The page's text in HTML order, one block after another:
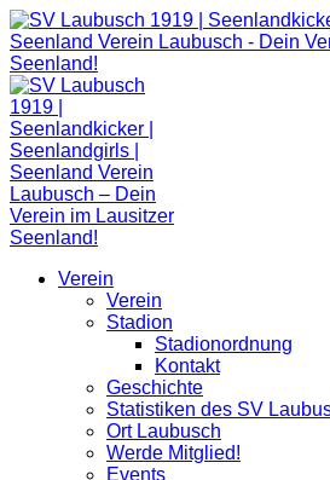
Zum
Inhalt
springen
Verein
Verein
Stadion
Stadionordnung
Kontakt
Geschichte
Statistiken des SV
Ort Laubusch
Werde Mitglied!
Events